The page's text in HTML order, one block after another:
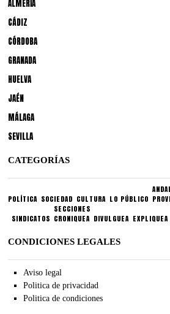
ALMERÍA
CÁDIZ
CÓRDOBA
GRANADA
HUELVA
JAÉN
MÁLAGA
SEVILLA
CATEGORÍAS
POLÍTICA SOCIEDAD CULTURA LO PÚBLICO
SINDICATOS
SECCIONES
CRONIQUEA DIVULGUEA EXPLIQUEA
CONDICIONES LEGALES
Aviso legal
Politica de privacidad
Politica de condiciones